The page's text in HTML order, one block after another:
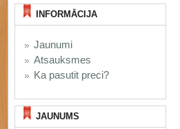
INFORMĀCIJA
Jaunumi
Atsauksmes
Ka pasutit preci?
JAUNUMS